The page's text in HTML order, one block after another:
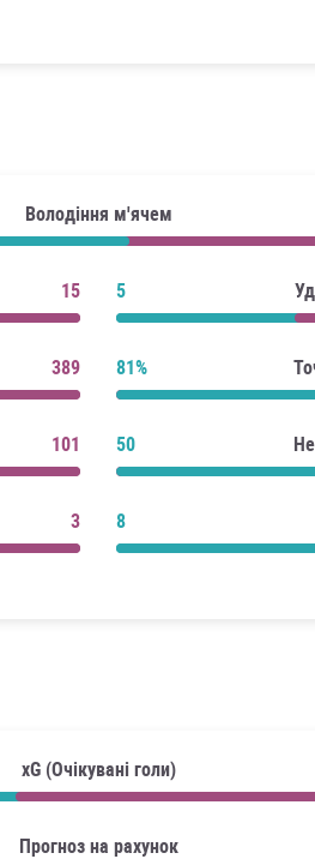
Володіння м'ячем
15 5
389 81%
101 50
3 8
xG (Очікувані голи)
Прогноз на рахунок